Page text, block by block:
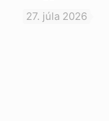
27. júla 2026